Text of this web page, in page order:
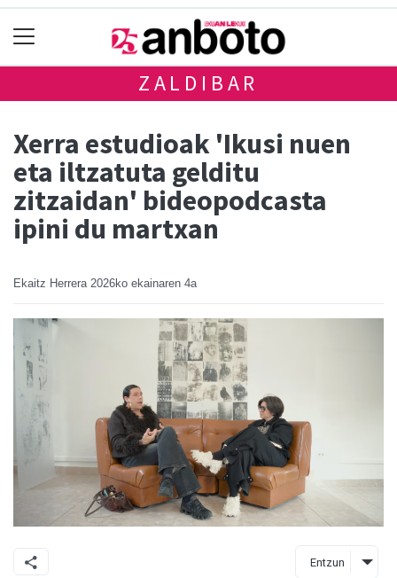
ZALDIBAR
Xerra estudioak 'Ikusi nuen
eta iltzatuta gelditu
zitzaidan' bideopodcasta
ipini du martxan
Ekaitz Herrera 2026ko ekainaren 4a
Entzun